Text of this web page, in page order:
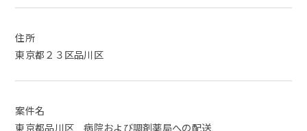
住所
東京都２３区品川区
案件名
東京都品川区 病院および調剤薬局への配送